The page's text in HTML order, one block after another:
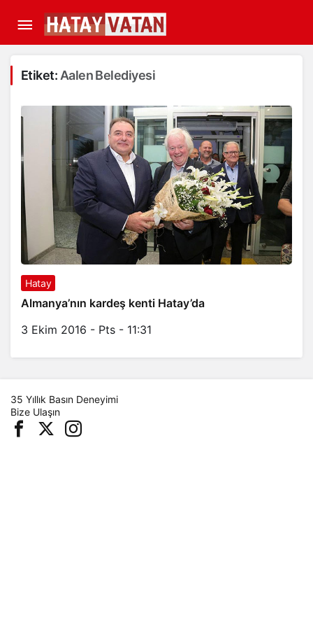
Etiket: Aalen Belediyesi
Hatay
Almanya’nın kardeş kenti Hatay’da
3 Ekim 2016 - Pts - 11:31
35 Yıllık Basın Deneyimi
Bize Ulaşın